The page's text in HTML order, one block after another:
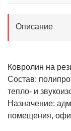
Описание
Ковролин на
Состав:
тепло- и
Назначение:
помещения,